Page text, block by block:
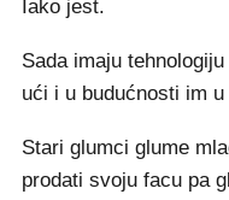
Iako jest.
Sada imaju
ući i u budućnosti im
Stari glumci glume
prodati svoju facu pa